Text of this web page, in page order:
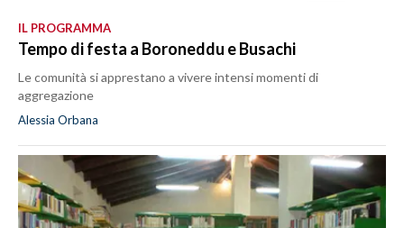
IL PROGRAMMA
Tempo di festa a Boroneddu e Busachi
Le comunità si apprestano a vivere intensi momenti di
aggregazione
Alessia Orbana